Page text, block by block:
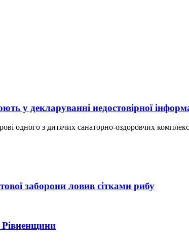
у декларуванні недостовірної
одного з дитячих санаторно-оздоровчих
заборони ловив сітками рибу
Рівненщини